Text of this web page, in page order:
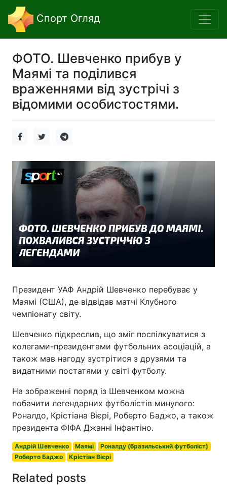
Спорт Огляд
ФОТО. Шевченко прибув у
Маямі та поділився
враженнями від зустрічі з
відомими особистостями.
Президент УАФ Андрій Шевченко перебуває у
Маямі (США), де відвідав матчі Клубного
чемпіонату світу.
Шевченко підкреслив, що зміг поспілкуватися з
колегами-президентами футбольних асоціацій, а
також мав нагоду зустрітися з друзями та
видатними постатями у світі футболу.
На зображенні поряд із Шевченком можна
побачити легендарних футболістів минулого:
Роналдо, Крістіана Вієрі, Роберто Баджо, а також
президента ФІФА Джанні Інфантіно.
Андрій Шевченко Маямі
Роналду (бразильський футболіст)
Роберто Баджо
Крістіан Вієрі
Related posts